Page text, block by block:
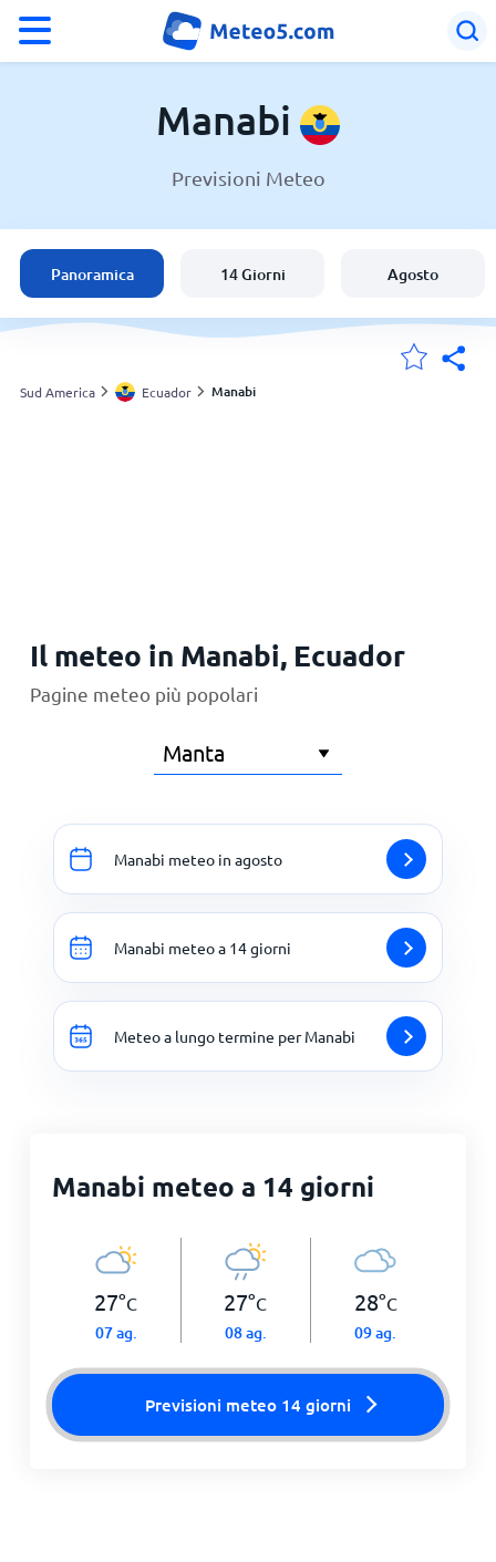
Ecuador
Italia
Svizzera
Manabi
Previsioni Meteo
Panoramica 14 Giorni Agosto
Sud America Ecuador Manabi
Il meteo in Manabi, Ecuador
Pagine meteo più popolari
Manabi meteo in agosto
Manabi meteo a 14 giorni
Meteo a lungo termine per Manabi
Manabi meteo a 14 giorni
27°C
07 ag.
27°C
08 ag.
28°C
09 ag.
Previsioni meteo 14 giorni